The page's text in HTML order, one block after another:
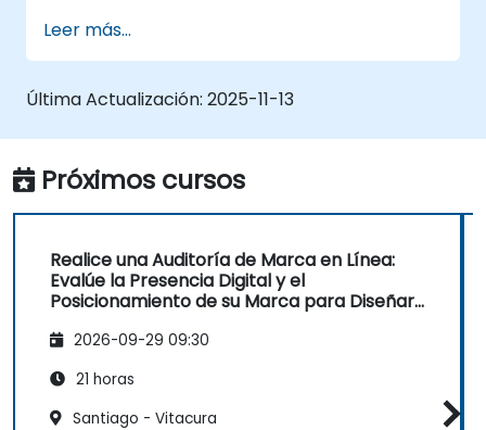
Identificar y fortalecer el posicionamiento
de una marca en un mercado
determinado.
orientada a resultados y un plan de
comunicación de marketing online
integrado.
Realizar un análisis competitivo de la
marca y construir mapas perceptuales
del sector.
Realizar una auditoría SEO.
en la era de la IA.
Descubrir información valiosa sobre
Leer más...
Última Actualización: 2025-11-13
Próximos cursos
Realice una Auditoría de Marca en Línea:
Evalúe la Presencia Digital y el
Posicionamiento de su Marca para Diseñar
2026-09-29 09:30
21 horas
Santiago - Vitacura